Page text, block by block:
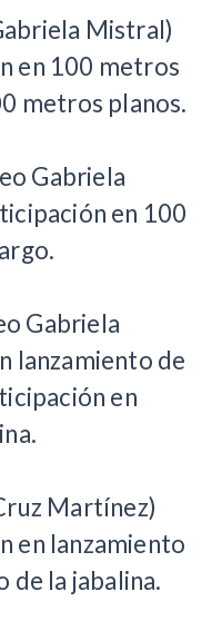
Mistral)
en 100 metros
metros planos.
Gabriela
en 100
Gabriela
lanzamiento de
en
Martínez)
en lanzamiento
de la jabalina.